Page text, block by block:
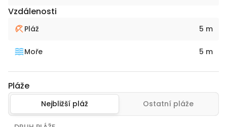
Vzdálenosti
Pláž 5 m
Moře 5 m
Pláže
Nejbližší pláž Ostatní pláže